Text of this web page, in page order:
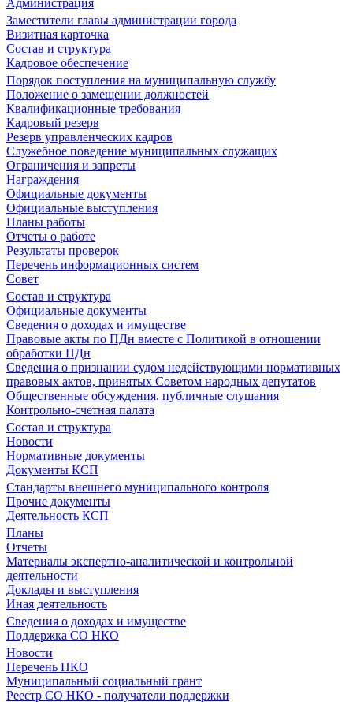
Администрация
Заместители главы администрации города
Визитная карточка
Состав и структура
Кадровое обеспечение
Порядок поступления на муниципальную службу
Положение о замещении должностей
Квалификационные требования
Кадровый резерв
Резерв управленческих кадров
Служебное поведение муниципальных служащих
Ограничения и запреты
Награждения
Официальные документы
Официальные выступления
Планы работы
Отчеты о работе
Результаты проверок
Перечень информационных систем
Совет
Состав и структура
Официальные документы
Сведения о доходах и имуществе
Правовые акты по ПДн вместе с Политикой в отношении
обработки ПДн
Сведения о признании судом недействующими нормативных
правовых актов, принятых Советом народных депутатов
Общественные обсуждения, публичные слушания
Контрольно-счетная палата
Состав и структура
Новости
Нормативные документы
Документы КСП
Стандарты внешнего муниципального контроля
Прочие документы
Деятельность КСП
Планы
Отчеты
Материалы экспертно-аналитической и контрольной
деятельности
Доклады и выступления
Иная деятельность
Сведения о доходах и имуществе
Поддержка СО НКО
Новости
Перечень НКО
Муниципальный социальный грант
Реестр СО НКО - получатели поддержки